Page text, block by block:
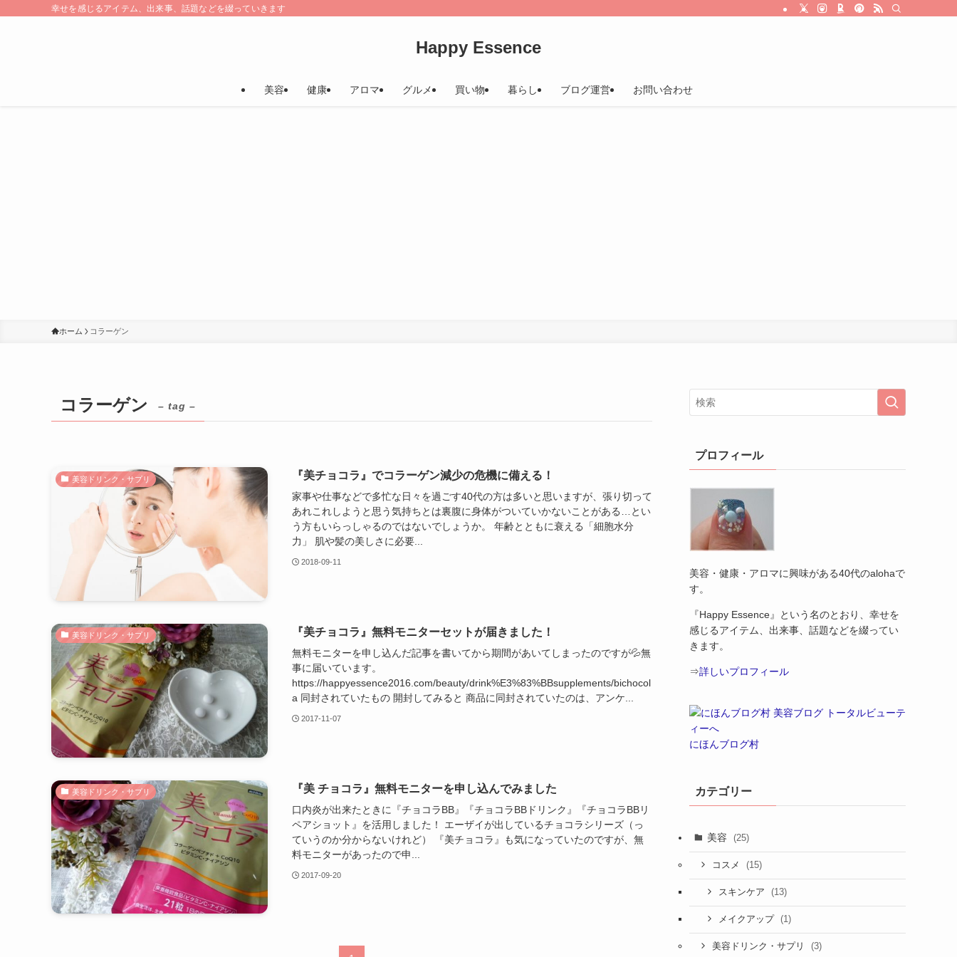
幸せを感じるアイテム、出来事、話題などを綴っていきます
Happy Essence
美容 健康 アロマ グルメ 買い物 暮らし ブログ運営 お問い合わせ
ホーム コラーゲン
コラーゲン – tag –
美容ドリンク・サプリ 『美チョコラ』でコラーゲン減少の危機に備える！
家事や仕事などで多忙な日々を過ごす40代の方は多いと思いますが、張り切って
あれこれしようと思う気持ちとは裏腹に身体がついていかないことがある…とい
う方もいらっしゃるのではないでしょうか。 年齢とともに衰える「細胞水分
力」 肌や髪の美しさに必要...
2018-09-11
美容ドリンク・サプリ 『美チョコラ』無料モニターセットが届きました！
無料モニターを申し込んだ記事を書いてから期間があいてしまったのですが💦無
事に届いています。
https://happyessence2016.com/beauty/drink%E3%83%BBsupplements/bichocol
a 同封されていたもの 開封してみると 商品に同封されていたのは、アンケ...
2017-11-07
美容ドリンク・サプリ 『美 チョコラ』無料モニターを申し込んでみました
口内炎が出来たときに『チョコラBB』『チョコラBBドリンク』『チョコラBBリ
ペアショット』を活用しました！ エーザイが出しているチョコラシリーズ（っ
ていうのか分からないけれど） 『美チョコラ』も気になっていたのですが、無
料モニターがあったので申...
2017-09-20
プロフィール
美容・健康・アロマに興味がある40代のalohaで
す。
『Happy Essence』という名のとおり、幸せを
感じるアイテム、出来事、話題などを綴ってい
きます。
⇒詳しいプロフィール
にほんブログ村
カテゴリー
美容 (25)
コスメ (15)
スキンケア (13)
メイクアップ (1)
美容ドリンク・サプリ (3)